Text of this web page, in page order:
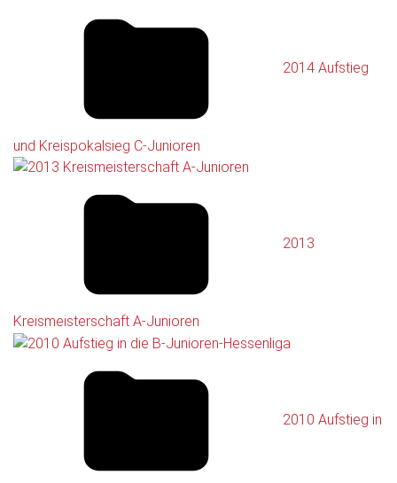
2014 Aufstieg
und Kreispokalsieg C-Junioren
2013
Kreismeisterschaft A-Junioren
2010 Aufstieg in